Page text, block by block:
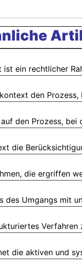
ein rechtlicher
den Prozess,
den Prozess, bei
die
die ergriffen
Umgangs mit
Verfahren
die aktiven und